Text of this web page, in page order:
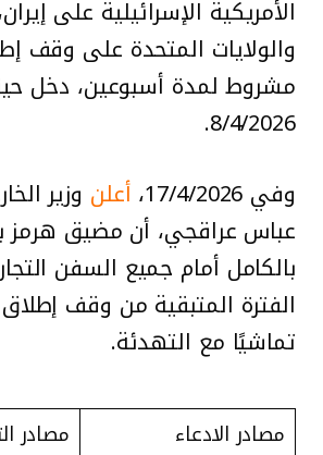
الأمريكية الإسرائيلية على
والولايات المتحدة على وقف
مشروط لمدة أسبوعين، دخل حيز
8/4/2026.
وفي 17/4/2026،
أعلن وزير
عباس عراقجي، أن مضيق هرمز
بالكامل أمام جميع السفن
الفترة المتبقية من وقف إطلاق
تماشيًا مع التهدئة.
مصادر الادعاء مصادر